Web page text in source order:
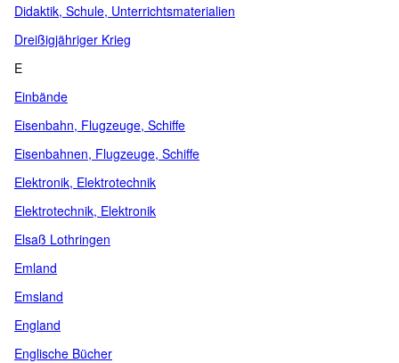
Didaktik, Schule, Unterrichtsmaterialien
Dreißigjähriger Krieg
E
Einbände
Eisenbahn, Flugzeuge, Schiffe
Eisenbahnen, Flugzeuge, Schiffe
Elektronik, Elektrotechnik
Elektrotechnik, Elektronik
Elsaß Lothringen
Emland
Emsland
England
Englische Bücher